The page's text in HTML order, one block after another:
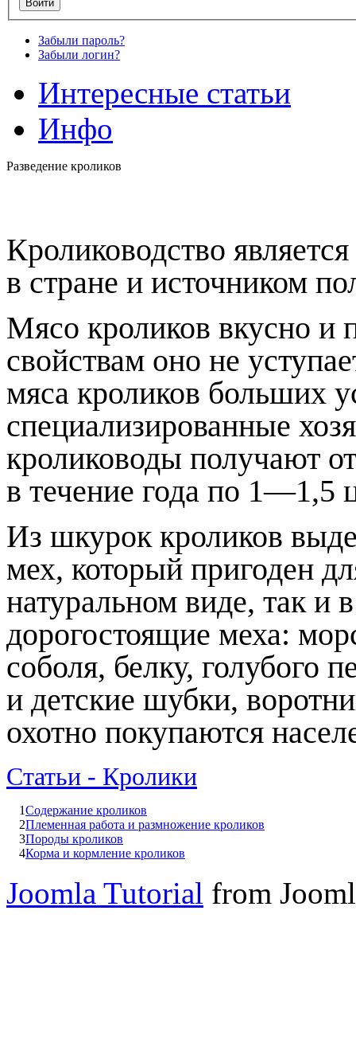
Забыли пароль?
Забыли логин?
Интересные статьи
Инфо
Разведение кроликов
Кролиководство
в стране и источником
Мясо кроликов вкусно и
свойствам оно не
мяса кроликов больших
специализированные
кролиководы получают
в течение года по 1—1,5
Из шкурок кроликов
мех, который пригоден
натуральном виде, так и
дорогостоящие меха:
соболя, белку, голубого
и детские шубки,
охотно покупаются
Статьи - Кролики
1Содержание кроликов
2Племенная работа и размножение кроликов
3Породы кроликов
4Корма и кормление кроликов
Joomla Tutorial from